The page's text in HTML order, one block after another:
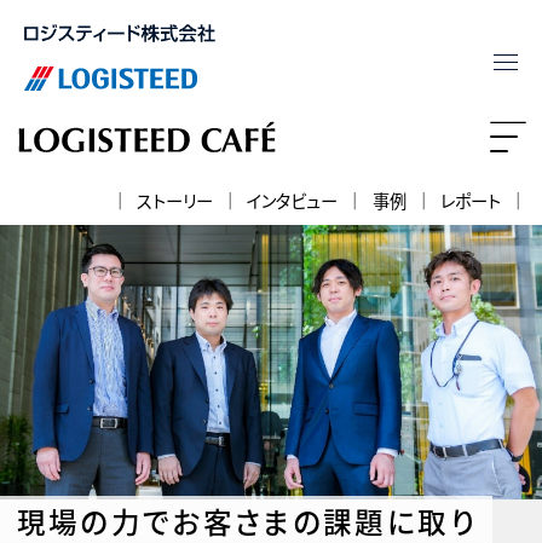
ストーリー インタビュー 事例 レポート
現場の力でお客さまの課題に取り